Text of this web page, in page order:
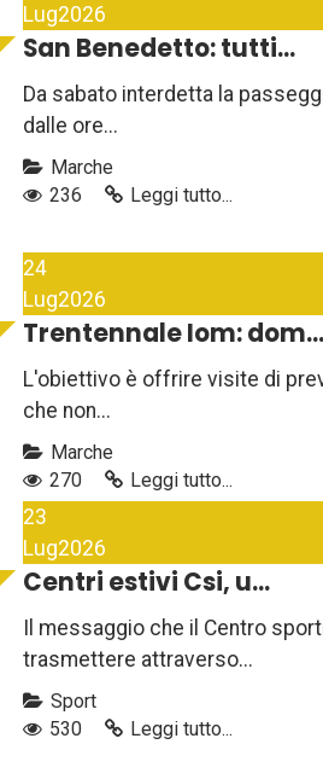
Lug2026
San Benedetto: tutti...
Da sabato interdetta la
dalle ore...
Marche
236
Leggi tutto...
24
Lug2026
Trentennale Iom: dom...
L'obiettivo è offrire visite di
che non...
Marche
270
Leggi tutto...
23
Lug2026
Centri estivi Csi, u...
Il messaggio che il Centro
trasmettere attraverso...
Sport
530
Leggi tutto...